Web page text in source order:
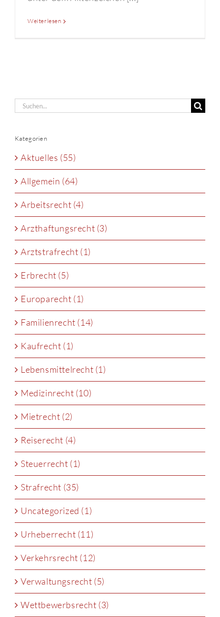
Weiterlesen
Suche
Kategorien
Aktuelles (55)
Allgemein (64)
Arbeitsrecht (4)
Arzthaftungsrecht (3)
Arztstrafrecht (1)
Erbrecht (5)
Europarecht (1)
Familienrecht (14)
Kaufrecht (1)
Lebensmittelrecht (1)
Medizinrecht (10)
Mietrecht (2)
Reiserecht (4)
Steuerrecht (1)
Strafrecht (35)
Uncategorized (1)
Urheberrecht (11)
Verkehrsrecht (12)
Verwaltungsrecht (5)
Wettbewerbsrecht (3)